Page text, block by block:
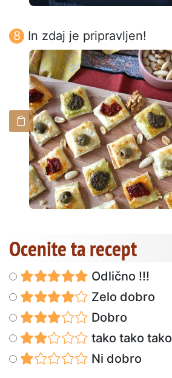
In zdaj je pripravljen!
Ocenite ta recept
Odlično !!!
Zelo dobro
Dobro
tako tako tako
Ni dobro